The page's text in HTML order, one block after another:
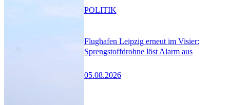
Flughafen Leipzig erneut im Visier:
Sprengstoffdrohne löst Alarm aus
05.08.2026
POLITIK